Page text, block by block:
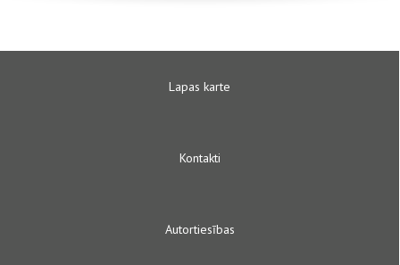
Lapas karte
Kontakti
Autortiesības